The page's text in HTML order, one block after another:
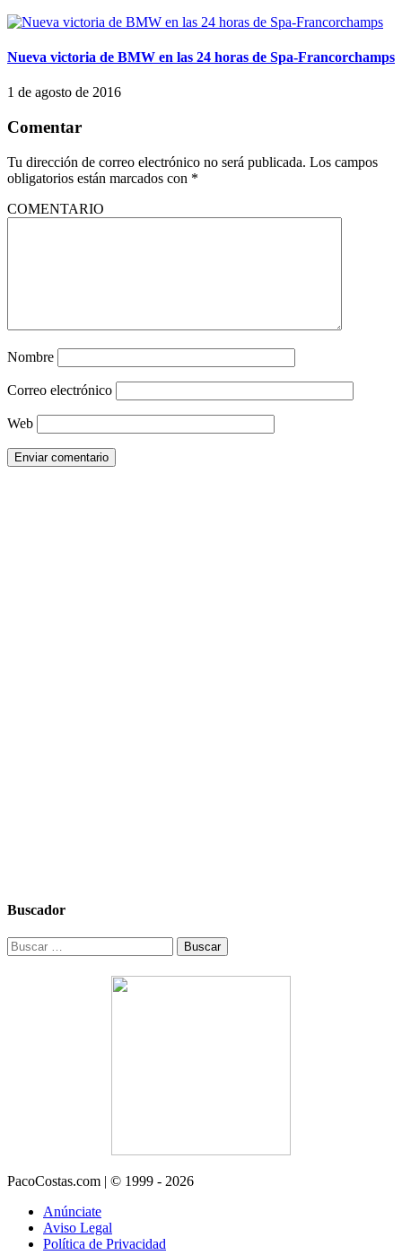
Nueva victoria de BMW en las 24 horas de Spa-Francorchamps
1 de agosto de 2016
Comentar
Tu dirección de correo electrónico no será publicada. Los campos
obligatorios están marcados con *
COMENTARIO
Nombre
Correo electrónico
Web
Buscador
Buscar:
PacoCostas.com | © 1999 - 2026
Anúnciate
Aviso Legal
Política de Privacidad